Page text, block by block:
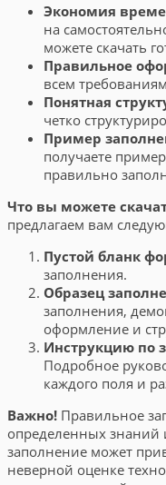
Экономия
на
можете скачать
Правильное
всем
Понятная
четко
Пример
получаете
правильно
Что вы можете
предлагаем вам
Пустой бланк
заполнения.
Образец
заполнения,
оформление и
Инструкцию по
Подробное
каждого поля и
Важно! Правильное
определенных
заполнение может
неверной оценке